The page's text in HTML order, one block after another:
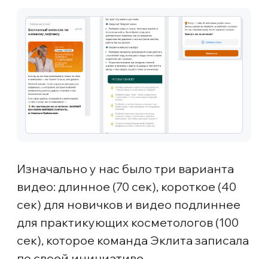
перестало давать рост объёма лидов,
при этом стоимость начала расти — из-
за этого мы начали отставать от плана
по лидам из Яндекс Директа.
Дальнейшее масштабирование
текущих кампаний было
небезопасным и мы рисковали
получить регистрации дороже 1000 ₽,
поэтому приняли решение запустить
дополнительные кампании
с оплатой за конверсии (ОЗК).
Логика теста:
бюджетом х10−15 от цены
конверсии, а поставить больше —
х20 и выше;